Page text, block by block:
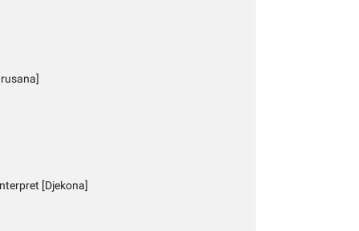
[Djekona]